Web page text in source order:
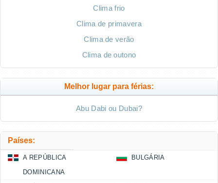
Clima frio
Clima de primavera
Clima de verão
Clima de outono
Melhor lugar para férias:
Abu Dabi ou Dubai?
Países:
A REPÚBLICA
DOMINICANA
BULGÁRIA